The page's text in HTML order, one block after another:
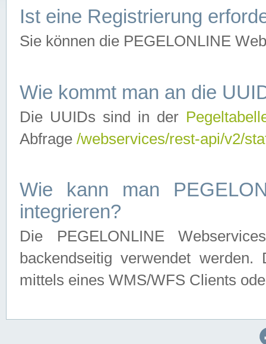
Ist eine Registrierung
Sie können die PEGELONLINE
Wie kommt man an die
Die UUIDs sind in der
Abfrage /webservices/rest-api/v2/
Wie kann man
integrieren?
Die PEGELONLINE
backendseitig verwendet
mittels eines WMS/WFS Clients